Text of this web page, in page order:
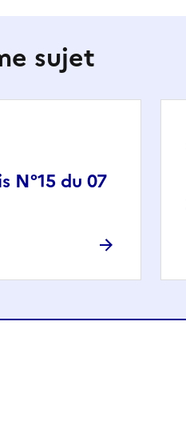
sujet
N°15 du 07